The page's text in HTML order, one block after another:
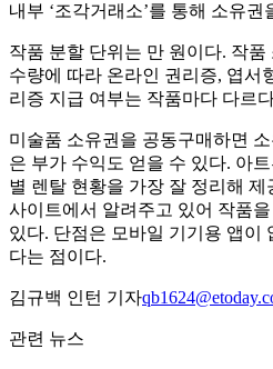
내부 ‘조각거래소’를 통해 소유
작품 분할 단위는 만 원이다. 작
수량에 따라 온라인 권리증, 엽서
리증 지급 여부는 작품마다 다르
미술품 소유권을 공동구매하면
은 부가 수익도 얻을 수 있다. 아
별 렌탈 현황을 가장 잘 정리해
사이트에서 알려주고 있어 작품
있다. 단점은 모바일 기기용 앱이
다는 점이다.
김규백 인턴 기자
관련 뉴스